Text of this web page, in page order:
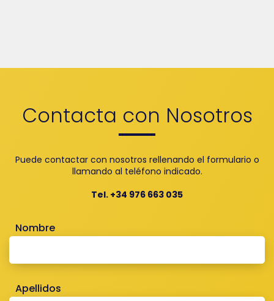
Contacta con Nosotros
Puede contactar con nosotros rellenando el formulario o
llamando al teléfono indicado.
Tel. +34 976 663 035
Nombre
Apellidos